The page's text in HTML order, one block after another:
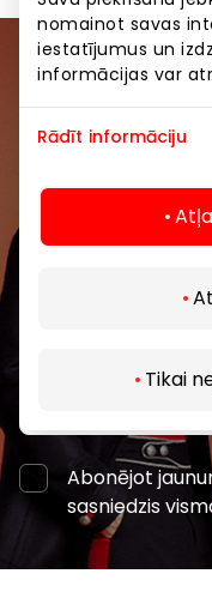
nomainot savas
iestatījumus un
informācijas var
Rādīt informāciju
Tikai
Uzzini pirmais
izklaides centros
Abonējot
sasniedzis